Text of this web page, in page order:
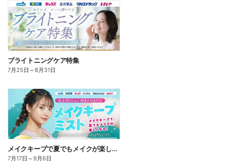
ブライトニングケア特集
7月25日 ～8月31日
メイクキープで夏でもメイクが楽しくなる!
7月17日 ～9月6日